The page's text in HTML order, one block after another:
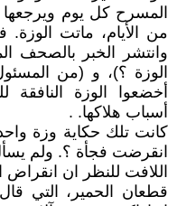
المسرح كل يوم
من الأيام، ماتت الوزة.
وانتشر الخبر بالصحف
الوزة ؟)، و (من
أخضعوا الوزة
أسباب هلاكها. .
كانت تلك حكاية وزة
انقرضت فجأة ؟. ولم
اللافت للنظر ان انقراض
قطعان الحمير، التي